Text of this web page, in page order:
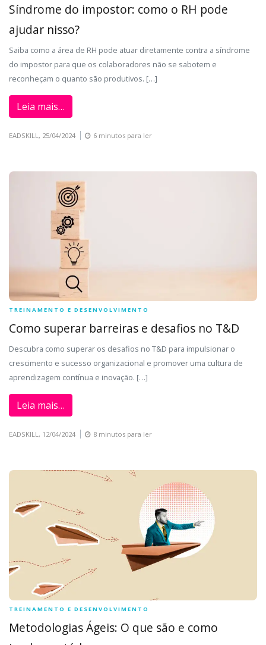
Síndrome do impostor: como o RH pode
ajudar nisso?
Saiba como a área de RH pode atuar diretamente contra a síndrome
do impostor para que os colaboradores não se sabotem e
reconheçam o quanto são produtivos. […]
Leia mais…
EADSKILL, 25/04/2024 6 minutos para ler
TREINAMENTO E DESENVOLVIMENTO
Como superar barreiras e desafios no T&D
Descubra como superar os desafios no T&D para impulsionar o
crescimento e sucesso organizacional e promover uma cultura de
aprendizagem contínua e inovação. […]
Leia mais…
EADSKILL, 12/04/2024 8 minutos para ler
TREINAMENTO E DESENVOLVIMENTO
Metodologias Ágeis: O que são e como